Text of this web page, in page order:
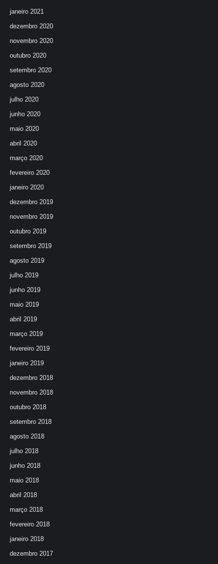
janeiro 2021
dezembro 2020
novembro 2020
outubro 2020
setembro 2020
agosto 2020
julho 2020
junho 2020
maio 2020
abril 2020
março 2020
fevereiro 2020
janeiro 2020
dezembro 2019
novembro 2019
outubro 2019
setembro 2019
agosto 2019
julho 2019
junho 2019
maio 2019
abril 2019
março 2019
fevereiro 2019
janeiro 2019
dezembro 2018
novembro 2018
outubro 2018
setembro 2018
agosto 2018
julho 2018
junho 2018
maio 2018
abril 2018
março 2018
fevereiro 2018
janeiro 2018
dezembro 2017